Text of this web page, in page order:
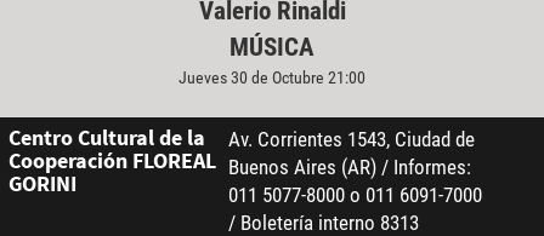
Valerio Rinaldi
MÚSICA
Jueves 30 de Octubre 21:00
Centro Cultural de la
Cooperación FLOREAL
GORINI
Av. Corrientes 1543, Ciudad de
Buenos Aires (AR) / Informes:
011 5077-8000 o 011 6091-7000
/ Boletería interno 8313